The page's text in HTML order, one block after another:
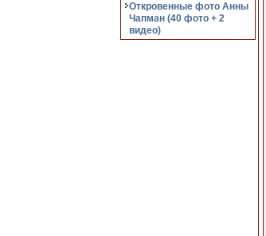
Откровенные фото Анны
Чапман (40 фото + 2
видео)